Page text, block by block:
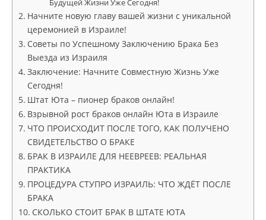
Будущей Жизни Уже Сегодня!
Начните новую главу вашей жизни с уникальной
церемонией в Израиле!
Советы по Успешному Заключению Брака Без
Выезда из Израиля
Заключение: Начните Совместную Жизнь Уже
Сегодня!
Штат Юта – пионер браков онлайн!
Взрывной рост браков онлайн Юта в Израиле
ЧТО ПРОИСХОДИТ ПОСЛЕ ТОГО, КАК ПОЛУЧЕНО
СВИДЕТЕЛЬСТВО О БРАКЕ
БРАК В ИЗРАИЛЕ ДЛЯ НЕЕВРЕЕВ: РЕАЛЬНАЯ
ПРАКТИКА
ПРОЦЕДУРА СТУПРО ИЗРАИЛЬ: ЧТО ЖДЁТ ПОСЛЕ
БРАКА
СКОЛЬКО СТОИТ БРАК В ШТАТЕ ЮТА